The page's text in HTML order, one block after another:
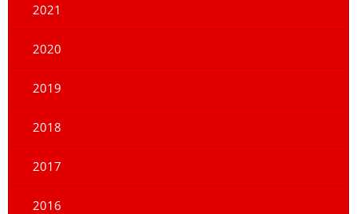
2021
2020
2019
2018
2017
2016